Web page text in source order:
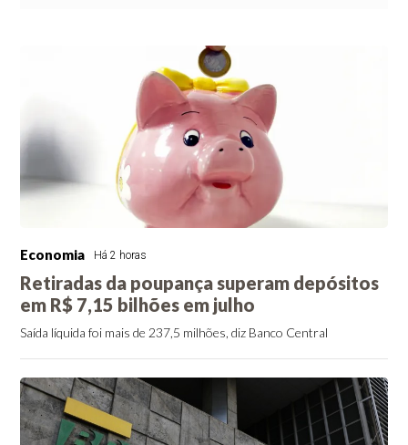
Economia Há 2 horas
Retiradas da poupança superam depósitos
em R$ 7,15 bilhões em julho
Saída líquida foi mais de 237,5 milhões, diz Banco Central